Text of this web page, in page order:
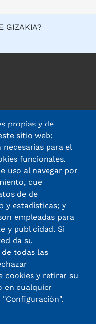
propias y de
sitio web:
necesarias para el
funcionales,
uso al navegar por
que
de de
y estadísticas; y
empleadas para
y publicidad. Si
da su
todas las
cookies y retirar su
en cualquier
GIZAKIA?